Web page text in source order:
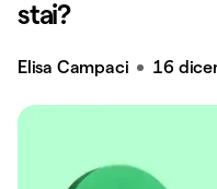
stai?
Elisa Campaci 16